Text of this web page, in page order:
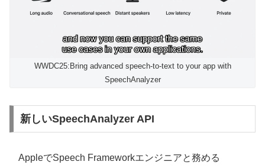
WWDC25:Bring advanced speech-to-text to your app with
SpeechAnalyzer
新しいSpeechAnalyzer API
AppleでSpeech Frameworkエンジニアと務める